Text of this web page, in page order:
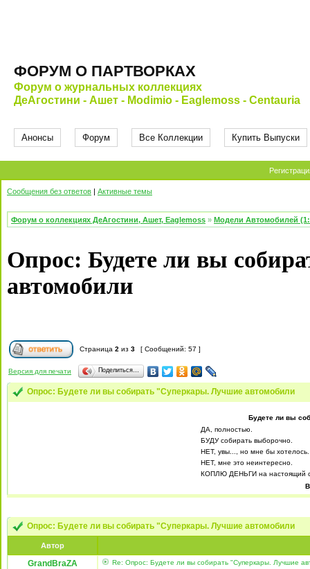
ФОРУМ О ПАРТВОРКАХ
Форум о журнальных коллекциях
ДеАгостини - Ашет - Modimio - Eaglemoss - Centauria
Анонсы Форум Все Коллекции Купить Выпуски
Сообщения без ответов | Активные темы
Форум о коллекциях ДеАгостини, Ашет, Eaglemoss » Модели Автомобилей
Опрос: Будете ли вы
автомобили
Страница 2 из 3 [ Сообщений: 57 ]
Версия для печати Поделиться…
Опрос: Будете ли вы собирать "Суперкары. Лучшие автомобили
Будете ли вы
ДА, полностью.
БУДУ собирать выборочно.
НЕТ, увы..., но мне бы хотелось.
НЕТ, мне это неинтересно.
КОПЛЮ ДЕНЬГИ на настоящий
Опрос: Будете ли вы собирать "Суперкары. Лучшие автомобили
Автор
GrandBraZA Re: Опрос: Будете ли вы собирать "Суперкары. Лучшие